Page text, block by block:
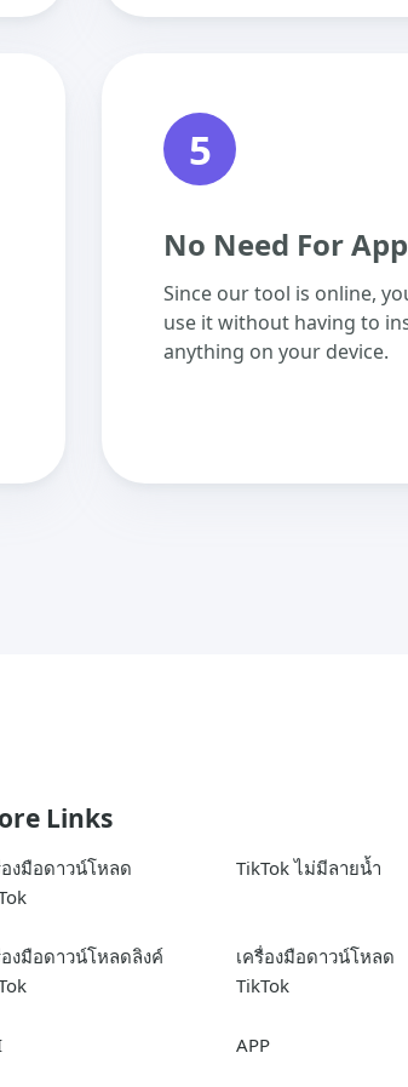
5
No Need For
Since our tool is online,
use it without having to
anything on your device.
Links
องมือดาวน์โหลด
TikTok ไม่มีลายน้ำ
องมือดาวน์โหลดลิงค์
เครื่องมือดาวน์โหลด
TikTok
APP